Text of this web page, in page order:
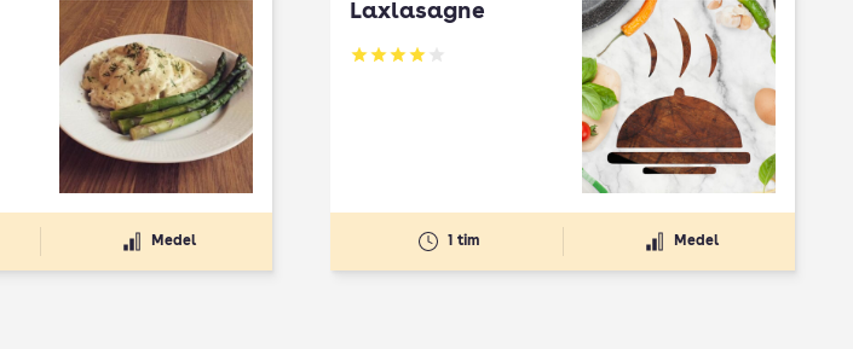
Medel
Laxlasagne
Betyg: 4 av 5
1 tim Medel